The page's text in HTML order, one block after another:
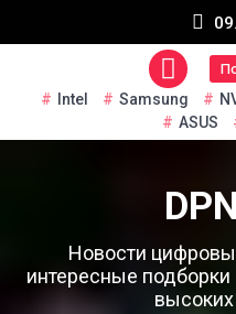
Intel Samsung
ASUS
Новости
интересные подборки
высоких